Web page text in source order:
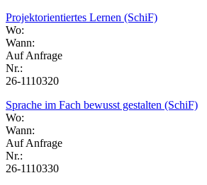
Projektorientiertes Lernen (SchiF)
Wo:
Wann:
Auf Anfrage
Nr.:
26-1110320
Sprache im Fach bewusst gestalten (SchiF)
Wo:
Wann:
Auf Anfrage
Nr.:
26-1110330